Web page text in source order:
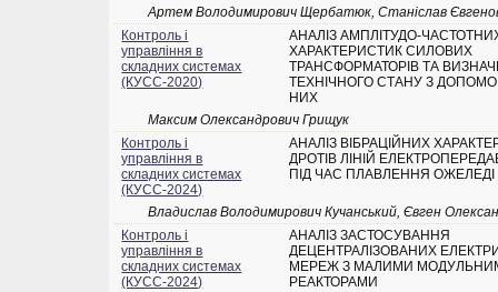
Артем Володимирович Щербатюк, Станіслав
Контроль і
управління в
складних системах
(КУСС-2020)
АНАЛІЗ АМПЛІТУДО-
ХАРАКТЕРИСТИК СИЛОВИХ
ТРАНСФОРМАТОРІВ ТА
ТЕХНІЧНОГО СТАНУ З
НИХ
Максим Олександрович Грищук
Контроль і
управління в
складних системах
(КУСС-2024)
АНАЛІЗ ВІБРАЦІЙНИХ
ДРОТІВ ЛІНІЙ
ПІД ЧАС ПЛАВЛЕННЯ ОЖЕЛЕДІ
Владислав Володимирович Кучанський, Євген
Контроль і
управління в
складних системах
(КУСС-2024)
АНАЛІЗ ЗАСТОСУВАННЯ
ДЕЦЕНТРАЛІЗОВАНИХ
МЕРЕЖ З МАЛИМИ
РЕАКТОРАМИ